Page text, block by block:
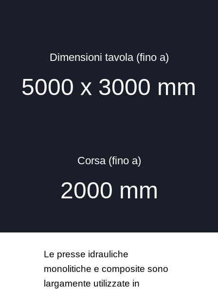
Dimensioni tavola (fino a)
5000 x 3000 mm
Corsa (fino a)
2000 mm
Le presse idrauliche
monolitiche e composite sono
largamente utilizzate in